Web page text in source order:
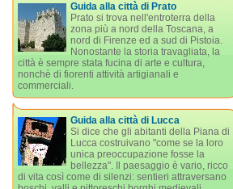
Guida alla città di Prato
Prato si trova nell'entroterra della
zona più a nord della Toscana, a
nord di Firenze ed a sud di Pistoia.
Nonostante la storia travagliata, la
città è sempre stata fucina di arte e cultura,
nonchè di fiorenti attività artigianali e
commerciali.
Guida alla città di Lucca
Si dice che gli abitanti della Piana di
Lucca costruivano "come se la loro
unica preoccupazione fosse la
bellezza". Il paesaggio è vario, ricco
di vita così come di silenzi: sentieri attraversano